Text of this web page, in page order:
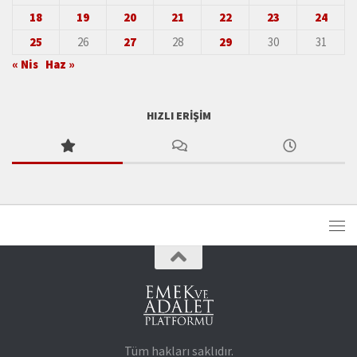
18 19 20 21 22 23
24
25
26 27 28 29 30
31
« Nis Haz »
HIZLI ERIŞIM
Tüm hakları saklıdır.